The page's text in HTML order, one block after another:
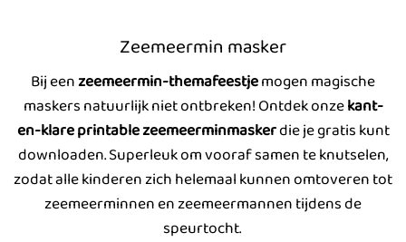
Zeemeermin masker
Bij eenzeemeermin-themafeestjemogen magische
maskers natuurlijk niet ontbreken! Ontdek onzekant-
en-klare printable zeemeerminmaskerdie je gratis kunt
downloaden. Superleuk om vooraf samen te knutselen,
zodat alle kinderen zich helemaal kunnen omtoveren tot
zeemeerminnen en zeemeermannen tijdens de
speurtocht.